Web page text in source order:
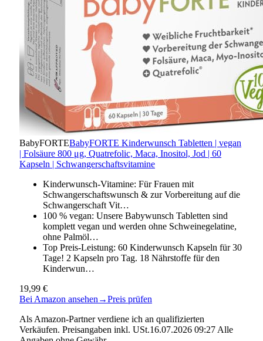
BabyFORTEBabyFORTE Kinderwunsch Tabletten | vegan
| Folsäure 800 μg, Quatrefolic, Maca, Inositol, Jod | 60
Kapseln | Schwangerschaftsvitamine
Kinderwunsch-Vitamine: Für Frauen mit
Schwangerschaftswunsch & zur Vorbereitung auf die
Schwangerschaft Vit…
100 % vegan: Unsere Babywunsch Tabletten sind
komplett vegan und werden ohne Schweinegelatine,
ohne Palmöl…
Top Preis-Leistung: 60 Kinderwunsch Kapseln für 30
Tage! 2 Kapseln pro Tag. 18 Nährstoffe für den
Kinderwun…
19,99 €
Bei Amazon ansehen →Preis prüfen
Als Amazon-Partner verdiene ich an qualifizierten
Verkäufen. Preisangaben inkl. USt.16.07.2026 09:27 Alle